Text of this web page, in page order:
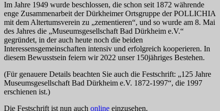
Im Jahre 1949 wurde beschlossen, die schon seit 1872 währende
enge Zusammenarbeit der Dürkheimer Ortsgruppe der POLLICHIA
mit dem Altertumsverein zu „zementieren“, und so wurde am 8. Mai
des Jahres die „Museumsgesellschaft Bad Dürkheim e.V.“
gegründet, in der auch heute noch die beiden
Interessensgemeinschaften intensiv und erfolgreich kooperieren. In
diesem Bewusstsein feiern wir 2022 unser 150jähriges Bestehen.
(Für genauere Details beachten Sie auch die Festschrift: „125 Jahre
Museumsgesellschaft Bad Dürkheim e.V. 1872-1997“, die 1997
erschienen ist.)
Die Festschrift ist nun auch online einzusehen.